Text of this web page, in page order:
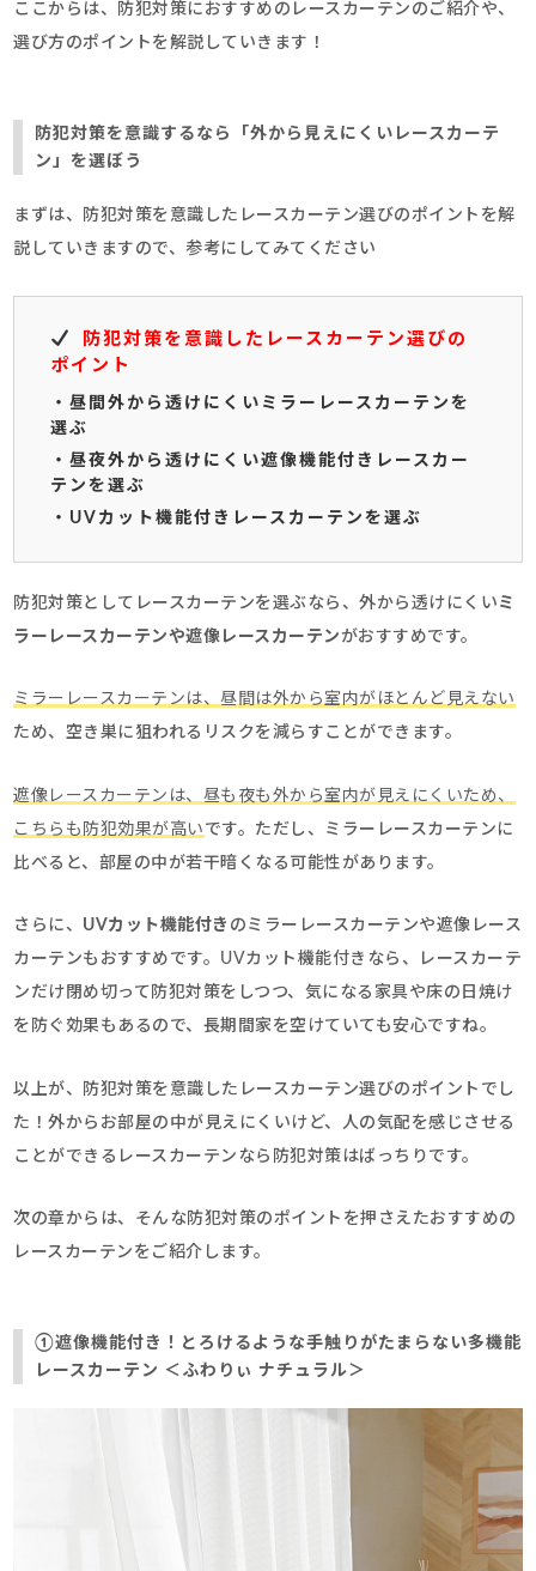
ここからは、防犯対策におすすめのレースカーテンのご紹介や、
選び方のポイントを解説していきます！
防犯対策を意識するなら「外から見えにくいレースカーテ
ン」を選ぼう
まずは、防犯対策を意識したレースカーテン選びのポイントを解
説していきますので、参考にしてみてください
防犯対策を意識したレースカーテン選びの
ポイント
・昼間外から透けにくいミラーレースカーテンを
選ぶ
・昼夜外から透けにくい遮像機能付きレースカー
テンを選ぶ
・UVカット機能付きレースカーテンを選ぶ
防犯対策としてレースカーテンを選ぶなら、外から透けにくい ミ
ラーレースカーテンや遮像レースカーテン がおすすめです。
ミラーレースカーテンは、昼間は外から室内がほとんど見えない
ため、空き巣に狙われるリスクを減らすことができます。
遮像レースカーテンは、昼も夜も外から室内が見えにくいため、
こちらも防犯効果が高い です。ただし、ミラーレースカーテンに
比べると、部屋の中が若干暗くなる可能性があります。
さらに、 UVカット機能付き のミラーレースカーテンや遮像レース
カーテンもおすすめです。UVカット機能付きなら、レースカーテ
ンだけ閉め切って防犯対策をしつつ、気になる家具や床の日焼け
を防ぐ効果もあるので、長期間家を空けていても安心ですね。
以上が、防犯対策を意識したレースカーテン選びのポイントでし
た！外からお部屋の中が見えにくいけど、人の気配を感じさせる
ことができるレースカーテンなら防犯対策はばっちりです。
次の章からは、そんな防犯対策のポイントを押さえたおすすめの
レースカーテンをご紹介します。
①遮像機能付き！とろけるような手触りがたまらない多機能
レースカーテン ＜ふわりぃ ナチュラル＞